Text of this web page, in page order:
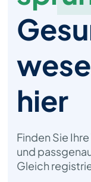
hier
Finden Sie
und
Gleich